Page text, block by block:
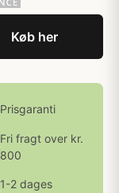
Køb her
Prisgaranti
Fri fragt over kr.
800
1-2 dages